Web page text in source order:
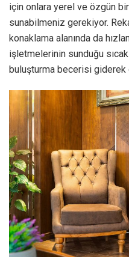
için onlara yerel ve özgün
sunabilmeniz gerekiyor.
konaklama alanında da
işletmelerinin sunduğu
buluşturma becerisi giderek